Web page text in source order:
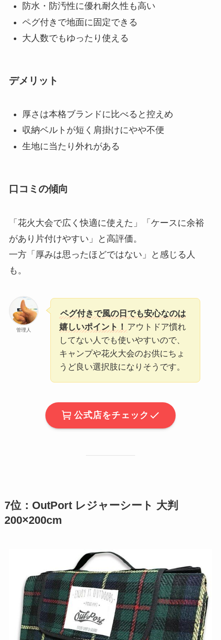
防水・防汚性に優れ耐久性も高い
ペグ付きで地面に固定できる
大人数でもゆったり使える
デメリット
厚さは本格ブランドに比べると控えめ
収納ベルトが短く肩掛けにやや不便
生地に当たり外れがある
口コミの傾向
「花火大会で広く快適に使えた」「ケースに余裕
があり片付けやすい」と高評価。
一方「厚みは思ったほどではない」と感じる人
も。
管理人
ペグ付きで風の日でも安心なのは
嬉しいポイント！ アウトドア慣れ
してない人でも使いやすいので、
キャンプや花火大会のお供にちょ
うど良い選択肢になりそうです。
公式店をチェック
7位：OutPort レジャーシート 大判
200×200cm